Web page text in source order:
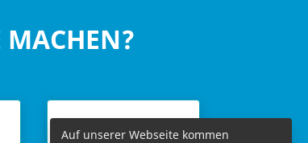
MACHEN?
Auf unserer Webseite kommen